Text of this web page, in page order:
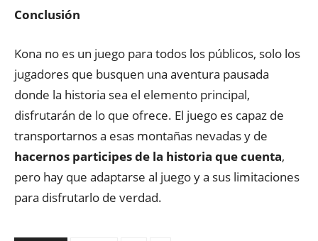
Conclusión
Kona no es un juego para todos los públicos, solo los
jugadores que busquen una aventura pausada
donde la historia sea el elemento principal,
disfrutarán de lo que ofrece. El juego es capaz de
transportarnos a esas montañas nevadas y de
hacernos participes de la historia que cuenta,
pero hay que adaptarse al juego y a sus limitaciones
para disfrutarlo de verdad.